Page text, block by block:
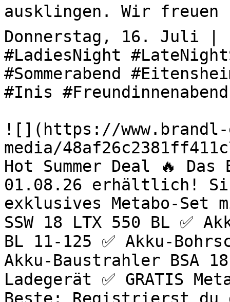
ausklingen. Wir freuen
Donnerstag, 16. Juli |
#LadiesNight
#Sommerabend
#Inis
![](https://
media/
Hot Summer Deal 🔥 Das
01.08.26 erhältlich!
exklusives Metabo-Set
SSW 18 LTX 550 BL ✅
BL 11-125 ✅ Akku-
Akku-Baustrahler BSA
Ladegerät ✅ GRATIS